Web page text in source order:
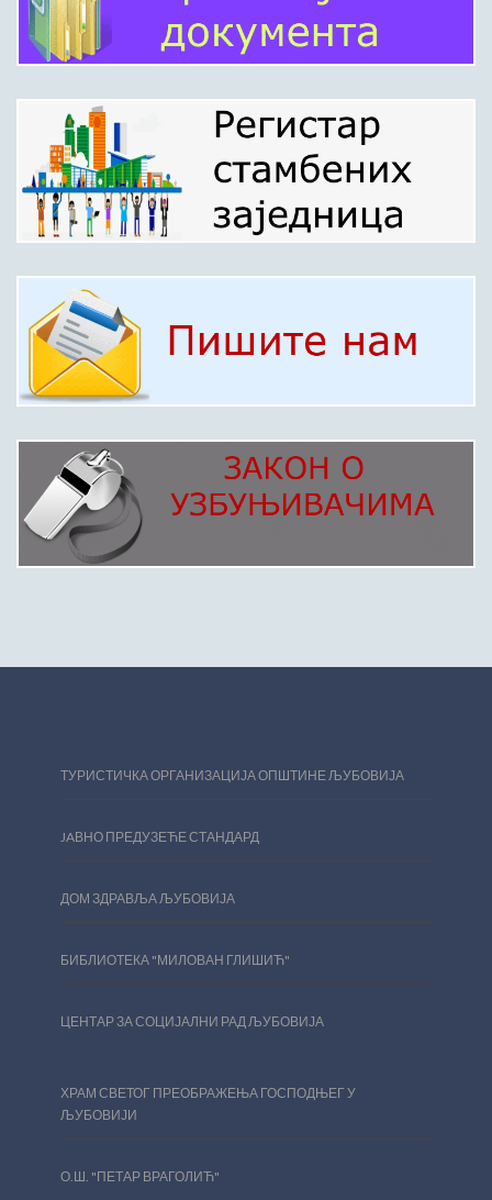
ТУРИСТИЧКА ОРГАНИЗАЦИЈА ОПШТИНЕ ЉУБОВИЈА
JAВНО ПРЕДУЗЕЋЕ СТАНДАРД
ДОМ ЗДРАВЉА ЉУБОВИЈА
БИБЛИОТЕКА "МИЛОВАН ГЛИШИЋ"
ЦЕНТАР ЗА СОЦИЈАЛНИ РАД ЉУБОВИЈА
ХРАМ СВЕТОГ ПРЕОБРАЖЕЊА ГОСПОДЊЕГ У
ЉУБОВИЈИ
О.Ш. "ПЕТАР ВРАГОЛИЋ"